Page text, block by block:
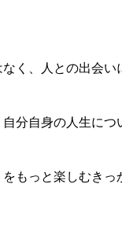
く、人との出会
分自身の人生に
もっと楽しむきっ